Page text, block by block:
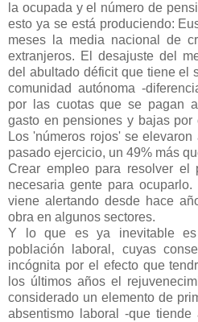
la ocupada y el número de
esto ya se está produciendo:
meses la media nacional de
extranjeros. El desajuste del
del abultado déficit que tiene el
comunidad autónoma -
por las cuotas que se pagan
gasto en pensiones y bajas por
Los 'números rojos' se
pasado ejercicio, un 49% más
Crear empleo para resolver el
necesaria gente para
viene alertando desde hace
obra en algunos sectores.
Y lo que es ya inevitable
población laboral, cuyas
incógnita por el efecto que
los últimos años el
considerado un elemento de
absentismo laboral -que